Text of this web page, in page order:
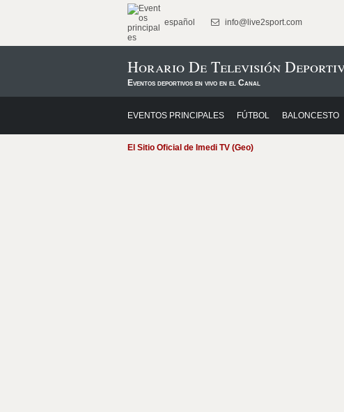
español info@live2sport.com
Horario De Televisión
Eventos deportivos en vivo en el Canal
EVENTOS PRINCIPALES FÚTBOL BALONCESTO
El Sitio Oficial de Imedi TV (Geo)